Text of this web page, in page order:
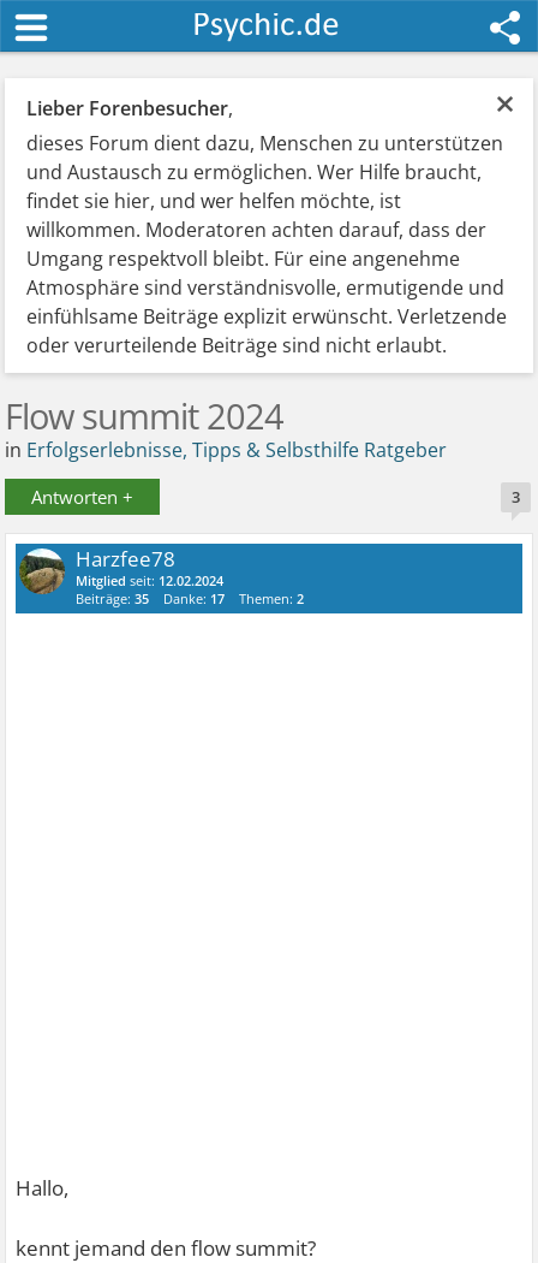
×
Lieber Forenbesucher,
dieses Forum dient dazu, Menschen zu unterstützen
und Austausch zu ermöglichen. Wer Hilfe braucht,
findet sie hier, und wer helfen möchte, ist
willkommen. Moderatoren achten darauf, dass der
Umgang respektvoll bleibt. Für eine angenehme
Atmosphäre sind verständnisvolle, ermutigende und
einfühlsame Beiträge explizit erwünscht. Verletzende
oder verurteilende Beiträge sind nicht erlaubt.
Flow summit 2024
in Erfolgserlebnisse, Tipps & Selbsthilfe Ratgeber
Antworten + 3
Harzfee78
Mitglied seit: 12.02.2024
Beiträge:35 Danke: 17 Themen:2
Hallo,
kennt jemand den flow summit?